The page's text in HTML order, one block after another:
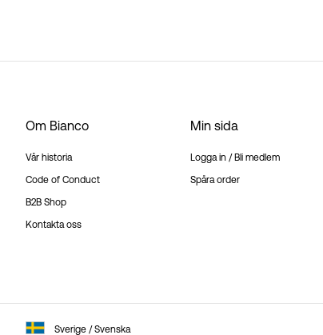
Om Bianco
Vår historia
Code of Conduct
B2B Shop
Kontakta oss
Min sida
Logga in / Bli medlem
Spåra order
Sverige / Svenska